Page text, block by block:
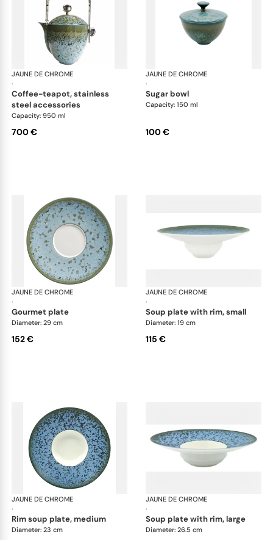
JAUNE DE CHROME
·
Nymphéa
coffee-teapot, stainless
steel accessories
Capacity: 950 ml
700 €
JAUNE DE CHROME
·
sugar bowl
Capacity: 150 ml
100 €
JAUNE DE CHROME
·
Nymphéa
gourmet plate
Diameter: 29 cm
152 €
JAUNE DE CHROME
·
soup plate with rim, small
Diameter: 19 cm
115 €
JAUNE DE CHROME
·
Nymphéa
rim soup plate, medium
Diameter: 23 cm
JAUNE DE CHROME
·
soup plate with rim, large
Diameter: 26.5 cm